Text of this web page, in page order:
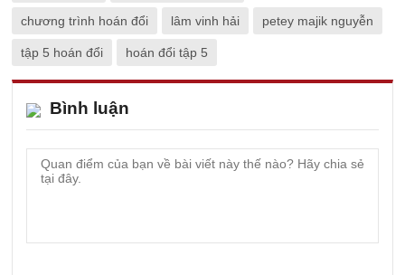
chương trình hoán đổi lâm vinh hải petey majik nguyễn
tập 5 hoán đổi hoán đổi tập 5
Bình luận